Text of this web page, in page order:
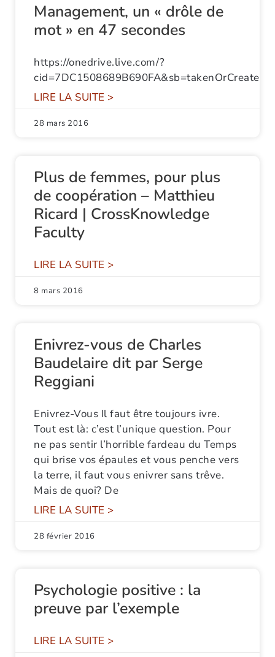
Management, un « drôle de
mot » en 47 secondes
https://onedrive.live.com/?
LIRE LA SUITE >
28 mars 2016
Plus de femmes, pour plus
de coopération – Matthieu
Ricard | CrossKnowledge
Faculty
LIRE LA SUITE >
8 mars 2016
Enivrez-vous de Charles
Baudelaire dit par Serge
Reggiani
Enivrez-Vous Il faut être toujours ivre.
Tout est là: c’est l’unique question. Pour
ne pas sentir l’horrible fardeau du Temps
qui brise vos épaules et vous penche vers
la terre, il faut vous enivrer sans trêve.
Mais de quoi? De
LIRE LA SUITE >
28 février 2016
Psychologie positive : la
preuve par l’exemple
LIRE LA SUITE >